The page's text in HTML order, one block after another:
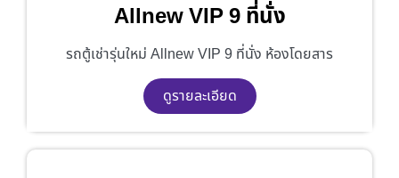
Allnew VIP 9 ที่นั่ง
รถตู้เช่ารุ่นใหม่ Allnew VIP 9 ที่นั่ง ห้องโดยสาร
ดูรายละเอียด